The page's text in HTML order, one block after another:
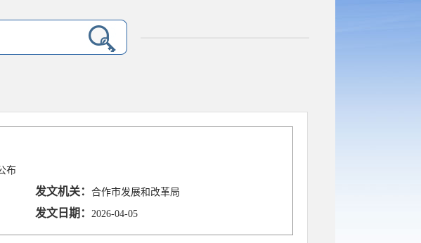
布
发文机关：合作市发展和改革局
发文日期： 2026-04-05